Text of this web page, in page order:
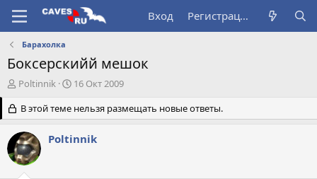
Вход Регистрация
Барахолка
Боксерскийй мешок
А
т
о
р
т
е
м
Poltinnik
Д
т
а
а
16 Окт 2009
В этой теме нельзя размещать новые ответы.
Poltinnik